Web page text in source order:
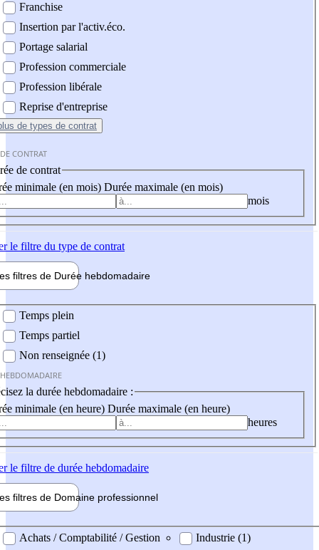
Franchise
Insertion par l'activ.éco.
Portage salarial
Profession commerciale
Profession libérale
Reprise d'entreprise
de types de contrat
CONTRAT
de contrat
minimale (en mois) Durée maximale (en mois)
mois
le filtre du type de contrat
filtres de Durée hebdomadaire
Temps plein
Temps partiel
Non renseignée (1)
la durée hebdomadaire :
minimale (en heure) Durée maximale (en heure)
heures
le filtre de durée hebdomadaire
filtres de Domaine professionnel
professionel
Achats / Comptabilité / Gestion
Industrie (1)